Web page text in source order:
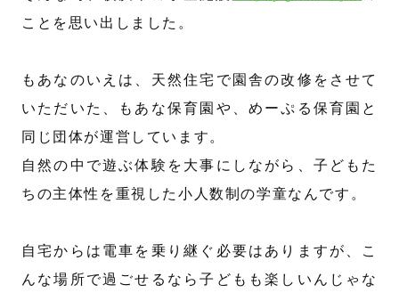
ことを思い出しました。
もあなのいえは、天然住宅で園舎の改修をさせて
いただいた、もあな保育園や、めーぷる保育園と
同じ団体が運営しています。
自然の中で遊ぶ体験を大事にしながら、子どもた
ちの主体性を重視した小人数制の学童なんです。
自宅からは電車を乗り継ぐ必要はありますが、こ
んな場所で過ごせるなら子どもも楽しいんじゃな